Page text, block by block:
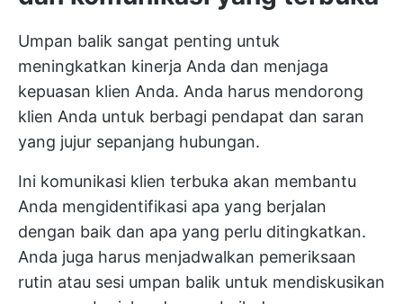
Umpan balik sangat penting untuk
meningkatkan kinerja Anda dan menjaga
kepuasan klien Anda. Anda harus mendorong
klien Anda untuk berbagi pendapat dan saran
yang jujur sepanjang hubungan.
Ini komunikasi klien terbuka akan membantu
Anda mengidentifikasi apa yang berjalan
dengan baik dan apa yang perlu ditingkatkan.
Anda juga harus menjadwalkan pemeriksaan
rutin atau sesi umpan balik untuk mendiskusikan